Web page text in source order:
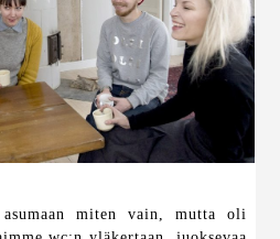
miten vain, mutta oli